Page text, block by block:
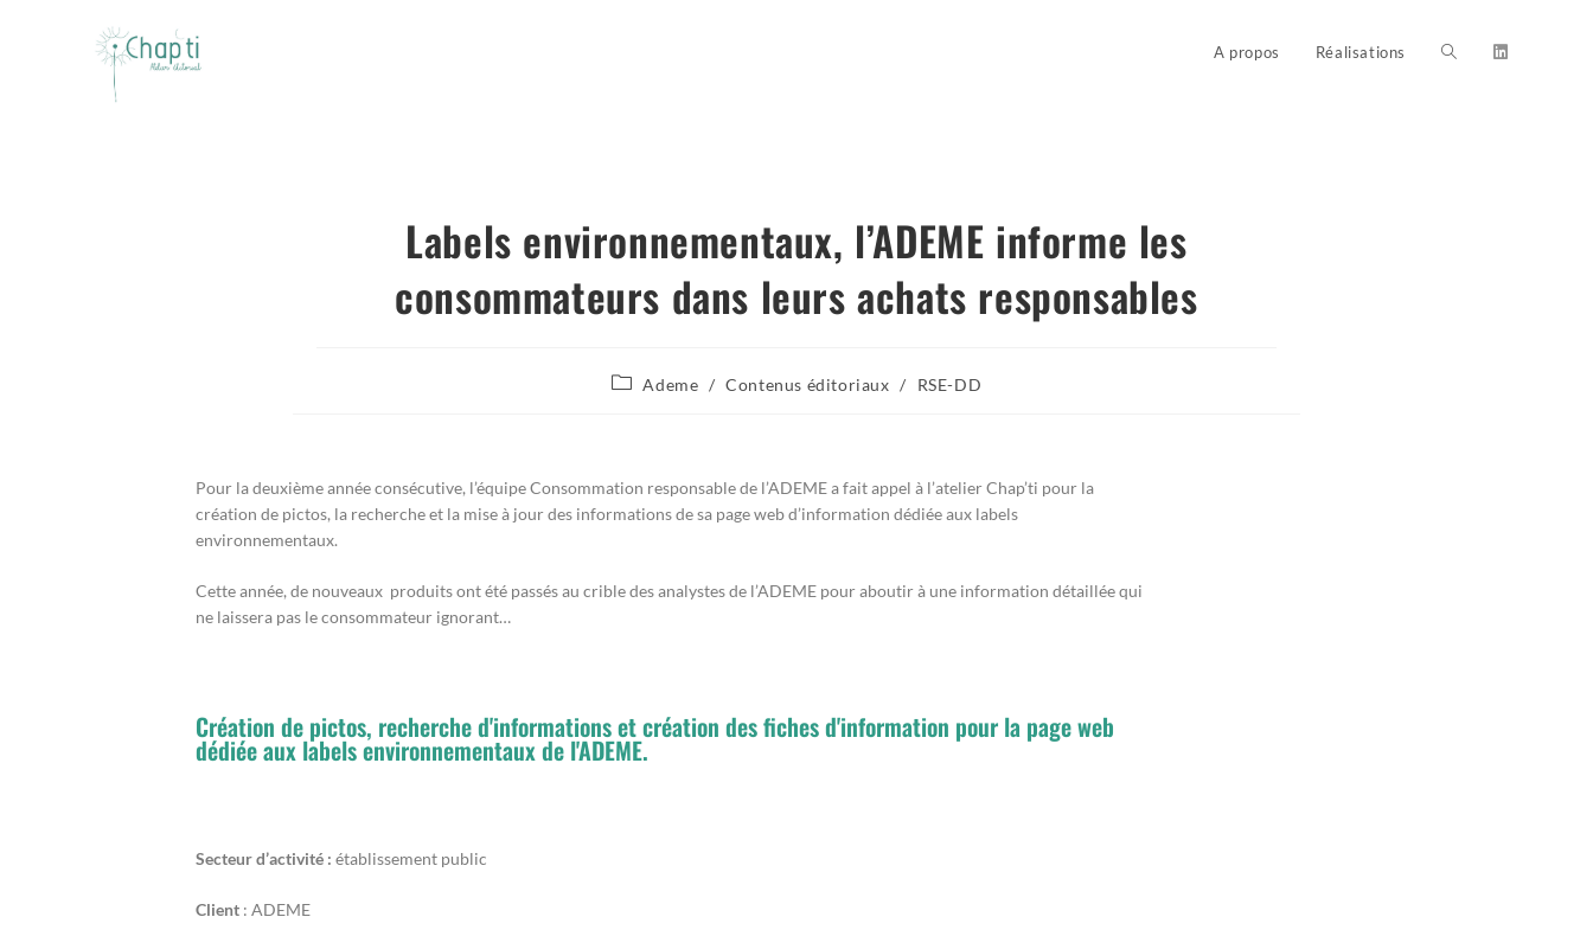
A propos Réalisations
Labels environnementaux, l’ADEME informe les
consommateurs dans leurs achats responsables
Ademe / Contenus éditoriaux / RSE-DD
Pour la deuxième année consécutive, l’équipe Consommation responsable de l’ADEME a fait appel à l’atelier Chap’ti pour la
création de pictos, la recherche et la mise à jour des informations de sa page web d’information dédiée aux labels
environnementaux.
Cette année, de nouveaux produits ont été passés au crible des analystes de l’ADEME pour aboutir à une information détaillée qui
ne laissera pas le consommateur ignorant…
Création de pictos, recherche d'informations et création des fiches d'information pour la page web
dédiée aux labels environnementaux de l'ADEME.
Secteur d’activité : établissement public
Client : ADEME